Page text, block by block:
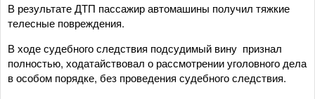
В результате ДТП пассажир автомашины получил тяжкие
телесные повреждения.
В ходе судебного следствия подсудимый вину признал
полностью, ходатайствовал о рассмотрении уголовного дела
в особом порядке, без проведения судебного следствия.